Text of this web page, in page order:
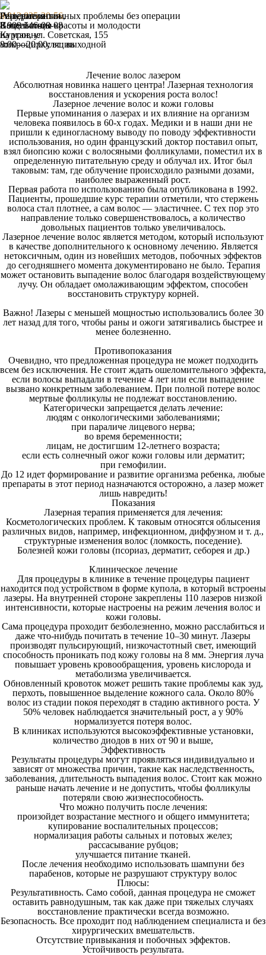
Гирудотерапия
Воздействие
на уровне
микроциркуляции
IV-терапия
Капельницы красоты и молодости
Решение интимных проблемы без операции
8 912 835-20-56,
8 909 146-08-08
Курган, ул. Советская, 155
8:00—20:00; вс: выходной
Лечение волос лазером
Абсолютная новинка нашего центра! Лазерная технология
восстановления и ускорения роста волос!
Лазерное лечение волос и кожи головы
Первые упоминания о лазерах и их влияние на организм
человека появилось в 60-х годах. Медики и в наши дни не
пришли к единогласному выводу по поводу эффективности
использования, но один французский доктор поставил опыт,
взял биопсию кожи с волосяными фолликулами, поместил их в
определенную питательную среду и облучал их. Итог был
таковым: там, где облучение происходило разными дозами,
наиболее выраженный рост.
Первая работа по использованию была опубликована в 1992.
Пациенты, прошедшие курс терапии отметили, что стержень
волоса стал плотнее, а сам волос — эластичнее. С тех пор это
направление только совершенствовалось, а количество
довольных пациентов только увеличивалось.​
Лазерное лечение волос является методом, который используют
в качестве дополнительного к основному лечению. Является
нетоксичным, один из новейших методов, побочных эффектов
до сегодняшнего момента документировано не было. Терапия
может остановить выпадение волос благодаря воздействующему
лучу. Он обладает омолаживающим эффектом, способен
восстановить структуру корней.
Важно! Лазеры с меньшей мощностью использовались более 30
лет назад для того, чтобы раны и ожоги затягивались быстрее и
менее болезненно.
Противопоказания
Очевидно, что предложенная процедура не может подходить
всем без исключения. Не стоит ждать ошеломительного эффекта,
если волосы выпадали в течение 4 лет или если выпадение
вызвано конкретным заболеванием. При полной потере волос
мертвые фолликулы не подлежат восстановлению.
Категорически запрещается делать лечение:
людям с онкологическими заболеваниями;
при параличе лицевого нерва;
во время беременности;
лицам, не достигшим 12-летнего возраста;
если есть солнечный ожог кожи головы или дерматит;
при гемофилии.
До 12 идет формирование и развитие организма ребенка, любые
препараты в этот период назначаются осторожно, а лазер может
лишь навредить!
Показания
Лазерная терапия применяется для лечения:
Косметологических проблем. К таковым относятся облысения
различных видов, например, инфекционном, диффузном и т. д.,
структурные изменения волос (ломкость, поседение).
Болезней кожи головы(псориаз, дерматит, себорея и др.)
Клиническое лечение
Для процедуры в клинике в течение процедуры пациент
находится под устройством в форме купола, в который встроены
лазеры. На внутренней стороне закреплены 110 лазеров низкой
интенсивности, которые настроены на режим лечения волос и
кожи головы.
Сама процедура проходит безболезненно, можно расслабиться и
даже что-нибудь почитать в течение 10–30 минут. Лазеры
производят пульсирующий, низкочастотный свет, имеющий
способность проникать под кожу головы на 8 мм. Энергия луча
повышает уровень кровообращения, уровень кислорода и
метаболизма увеличивается.
Обновленный кровоток может решить такие проблемы как зуд,
перхоть, повышенное выделение кожного сала. Около 80%
волос из стадии покоя переходят в стадию активного роста. У
50% человек наблюдается значительный рост, а у 90%
нормализуется потеря волос.
В клиниках используются высокоэффективные установки,
количество диодов в них от 90 и выше,
Эффективность
​Результаты процедуры могут проявляться индивидуально и
зависят от множества причин, такие как наследственность,
заболевания, длительность выпадения волос. Стоит как можно
раньше начать лечение и не допустить, чтобы фолликулы
потеряли свою жизнеспособность.
Что можно получить после лечения:
произойдет возрастание местного и общего иммунитета;
купирование воспалительных процессов;
нормализация работы сальных и потовых желез;
рассасывание рубцов;
улучшается питание тканей.
После лечения необходимо использовать шампуни без
парабенов, которые не разрушают структуру волос
Плюсы:
Результативность. Само собой, данная процедура не сможет
оставить равнодушным, так как даже при тяжелых случаях
восстановление практически всегда возможно.
Безопасность. Все проходит под наблюдением специалиста и без
хирургических вмешательств.
Отсутствие привыкания и побочных эффектов.
Устойчивость результата.